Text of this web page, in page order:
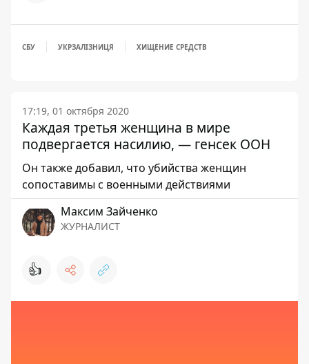
СБУ УКРЗАЛІЗНИЦЯ ХИЩЕНИЕ СРЕДСТВ
17:19, 01 октября 2020
Каждая третья женщина в мире
подвергается насилию, — генсек ООН
Он также добавил, что убийства женщин
сопоставимы с военными действиями
Максим Зайченко
ЖУРНАЛИСТ
👍